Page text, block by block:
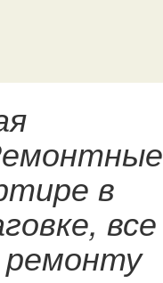
в
все
ремонту